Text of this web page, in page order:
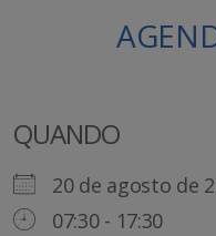
QUANDO
20 de agosto de
07:30 - 17:30